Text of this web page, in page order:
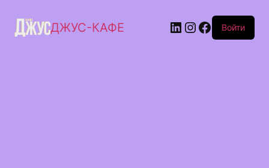
ДЖУС-КАФЕ Войти